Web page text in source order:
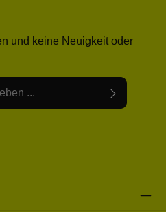
und keine Neuigkeit oder